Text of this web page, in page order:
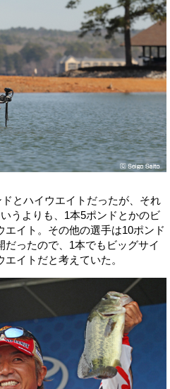
とハイウエイトだったが、それ
うよりも、1本5ポンドとかのビ
エイト。その他の選手は10ポンド
ったので、1本でもビッグサイ
イトだと考えていた。